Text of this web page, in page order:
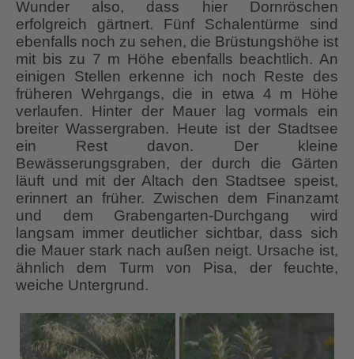
Wunder also, dass hier Dornröschen
erfolgreich gärtnert. Fünf Schalentürme sind
ebenfalls noch zu sehen, die Brüstungshöhe ist
mit bis zu 7 m Höhe ebenfalls beachtlich. An
einigen Stellen erkenne ich noch Reste des
früheren Wehrgangs, die in etwa 4 m Höhe
verlaufen. Hinter der Mauer lag vormals ein
breiter Wassergraben. Heute ist der Stadtsee
ein Rest davon. Der kleine
Bewässerungsgraben, der durch die Gärten
läuft und mit der Altach den Stadtsee speist,
erinnert an früher. Zwischen dem Finanzamt
und dem Grabengarten-Durchgang wird
langsam immer deutlicher sichtbar, dass sich
die Mauer stark nach außen neigt. Ursache ist,
ähnlich dem Turm von Pisa, der feuchte,
weiche Untergrund.